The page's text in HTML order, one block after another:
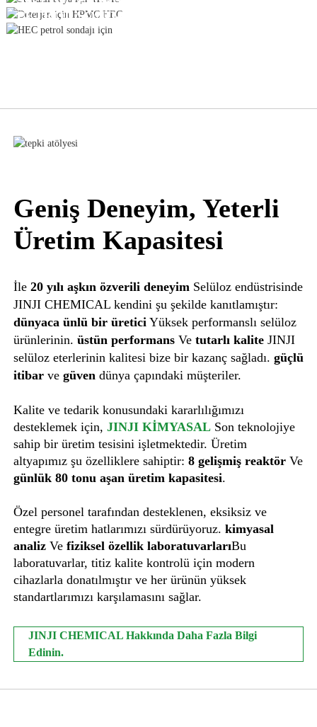
PETROL SONDAJI VE SONDAJ SIVISI
Geniş Deneyim, Yeterli
Üretim Kapasitesi
İle 20 yılı aşkın özverili deneyim Selüloz endüstrisinde
JINJI CHEMICAL kendini şu şekilde kanıtlamıştır:
dünyaca ünlü bir üretici Yüksek performanslı selüloz
ürünlerinin. üstün performansVe tutarlı kaliteJINJI
selüloz eterlerinin kalitesi bize bir kazanç sağladı. güçlü
itibarve güven dünya çapındaki müşteriler.
Kalite ve tedarik konusundaki kararlılığımızı
desteklemek için, JINJI KİMYASALSon teknolojiye
sahip bir üretim tesisini işletmektedir. Üretim
altyapımız şu özelliklere sahiptir: 8 gelişmiş reaktörVe
günlük 80 tonu aşan üretim kapasitesi.
Özel personel tarafından desteklenen, eksiksiz ve
entegre üretim hatlarımızı sürdürüyoruz. kimyasal
analizVe fiziksel özellik laboratuvarlarıBu
laboratuvarlar, titiz kalite kontrolü için modern
cihazlarla donatılmıştır ve her ürünün yüksek
standartlarımızı karşılamasını sağlar.
JINJI CHEMICAL Hakkında Daha Fazla Bilgi
Edinin.